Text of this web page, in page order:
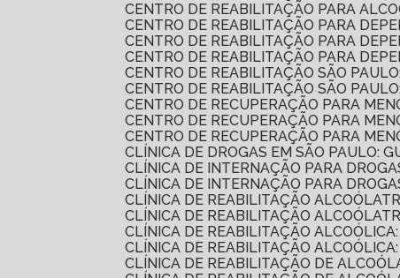
CENTRO DE REABILITAÇÃO PARA
CENTRO DE REABILITAÇÃO PARA
CENTRO DE REABILITAÇÃO PARA
CENTRO DE REABILITAÇÃO PARA
CENTRO DE REABILITAÇÃO SÃO
CENTRO DE REABILITAÇÃO SÃO
CENTRO DE RECUPERAÇÃO PARA
CENTRO DE RECUPERAÇÃO PARA
CENTRO DE RECUPERAÇÃO PARA
CLÍNICA DE DROGAS EM SÃO PAULO:
CLÍNICA DE INTERNAÇÃO PARA
CLÍNICA DE INTERNAÇÃO PARA
CLÍNICA DE REABILITAÇÃO
CLÍNICA DE REABILITAÇÃO
CLÍNICA DE REABILITAÇÃO
CLÍNICA DE REABILITAÇÃO
CLÍNICA DE REABILITAÇÃO DE